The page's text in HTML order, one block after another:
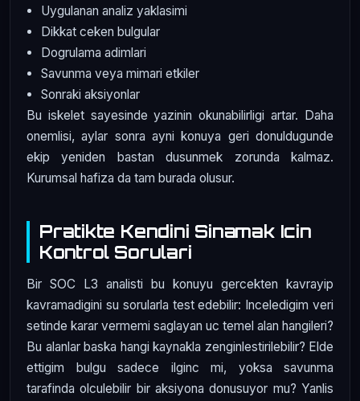
Uygulanan analiz yaklasimi
Dikkat ceken bulgular
Dogrulama adimlari
Savunma veya mimari etkiler
Sonraki aksiyonlar
Bu iskelet sayesinde yazinin okunabilirligi artar. Daha
onemlisi, aylar sonra ayni konuya geri donuldugunde
ekip yeniden bastan dusunmek zorunda kalmaz.
Kurumsal hafiza da tam burada olusur.
Pratikte Kendini Sinamak Icin
Kontrol Sorulari
Bir SOC L3 analisti bu konuyu gercekten kavrayip
kavramadigini su sorularla test edebilir: Inceledigim veri
setinde karar vermemi saglayan uc temel alan hangileri?
Bu alanlar baska hangi kaynakla zenginlestirilebilir? Elde
ettigim bulgu sadece ilginc mi, yoksa savunma
tarafinda olculebilir bir aksiyona donusuyor mu? Yanlis